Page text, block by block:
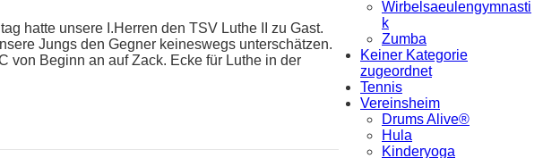
hatte unsere I.Herren den TSV Luthe II zu Gast.
Jungs den Gegner keineswegs unterschätzen.
von Beginn an auf Zack. Ecke für Luthe in der
Wirbelsaeulengymnasti
k
Zumba
Keiner Kategorie
zugeordnet
Tennis
Vereinsheim
Drums Alive®
Hula
Kinderyoga